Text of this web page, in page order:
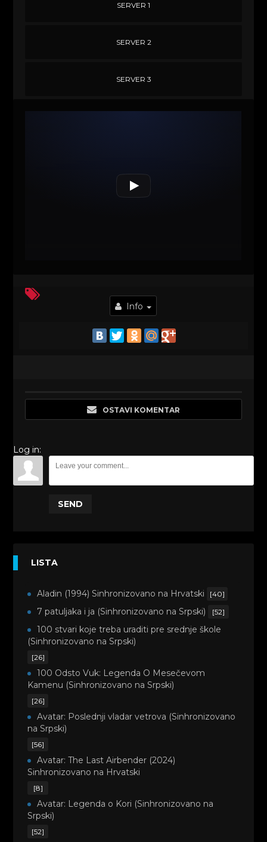
SERVER 1
SERVER 2
SERVER 3
Info
OSTAVI KOMENTAR
Log in:
SEND
LISTA
Aladin (1994) Sinhronizovano na Hrvatski [40]
7 patuljaka i ja (Sinhronizovano na Srpski) [52]
100 stvari koje treba uraditi pre srednje škole
(Sinhronizovano na Srpski)
[26]
100 Odsto Vuk: Legenda O Mesečevom
Kamenu (Sinhronizovano na Srpski)
[26]
Avatar: Poslednji vladar vetrova (Sinhronizovano
na Srpski)
[56]
Avatar: The Last Airbender (2024)
Sinhronizovano na Hrvatski
[8]
Avatar: Legenda o Kori (Sinhronizovano na
Srpski)
[52]